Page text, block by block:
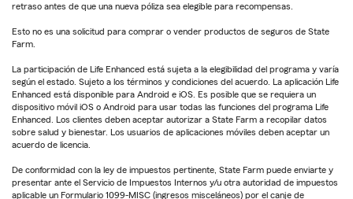
retraso antes de que una nueva póliza sea elegible para recompensas.
Esto no es una solicitud para comprar o vender productos de seguros de State
Farm.
La participación de Life Enhanced está sujeta a la elegibilidad del programa y varía
según el estado. Sujeto a los términos y condiciones del acuerdo. La aplicación Life
Enhanced está disponible para Android e iOS. Es posible que se requiera un
dispositivo móvil iOS o Android para usar todas las funciones del programa Life
Enhanced. Los clientes deben aceptar autorizar a State Farm a recopilar datos
sobre salud y bienestar. Los usuarios de aplicaciones móviles deben aceptar un
acuerdo de licencia.
De conformidad con la ley de impuestos pertinente, State Farm puede enviarte y
presentar ante el Servicio de Impuestos Internos y/u otra autoridad de impuestos
aplicable un Formulario 1099-MISC (ingresos misceláneos) por el canje de